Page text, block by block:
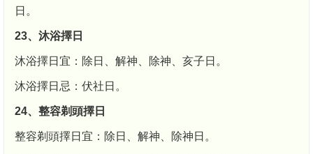
日。
23、沐浴擇日
沐浴擇日宜：除日、解神、除神、亥子日。
沐浴擇日忌：伏社日。
24、整容剃頭擇日
整容剃頭擇日宜：除日、解神、除神日。